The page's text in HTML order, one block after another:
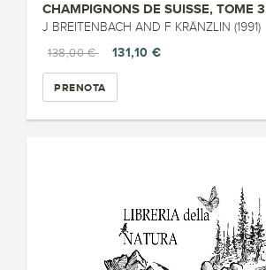
CHAMPIGNONS DE SUISSE, TOME 3
J BREITENBACH AND F KRÄNZLIN (1991)
138,00 €
131,10 €
PRENOTA